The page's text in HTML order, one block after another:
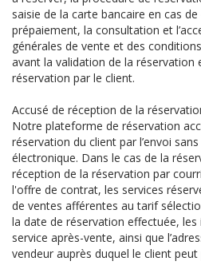
saisie de la carte bancaire en cas
prépaiement, la consultation et
générales de vente et des
avant la validation de la réservation
réservation par le client.
Accusé de réception de la
Notre plateforme de réservation
réservation du client par l’envoi
électronique. Dans le cas de la
réception de la réservation par
l'offre de contrat, les services
de ventes afférentes au tarif
la date de réservation effectuée,
service après-vente, ainsi que
vendeur auprès duquel le client